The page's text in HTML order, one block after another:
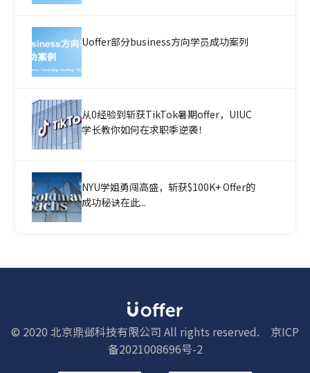
Uoffer部分business方向学员成功案列
从0经验到斩获TikTok暑期offer，UIUC
学长教你如何在求职季逆袭！
NYU学姐勇闯高盛，斩获$100K+ Offer的
成功秘诀在此...
© 2020 北京鼎邺科技有限公司 All rights reserved.
京ICP
备2021008696号-2